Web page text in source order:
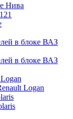
Нива
в блоке ВАЗ
в блоке ВАЗ
Logan